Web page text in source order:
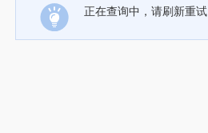
正在查询中，请刷新重试